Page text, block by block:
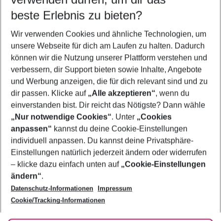
5-8 Nächte
2 Erwachsene Keine Kinder
Mehr Filter anzeigen
Footer
Footer navigation
Über uns
AGB
Bestpreisgarantie
Cookie-Einstellungen ändern
Cookie-Richtlinie
Agenturbetreuung
Barrierefreies Reisen
Folge uns
beste Erlebnis zu bieten?
Wir verwenden Cookies und ähnliche Technologien, um
unsere Webseite für dich am Laufen zu halten. Dadurch
können wir die Nutzung unserer Plattform verstehen und
verbessern, dir Support bieten sowie Inhalte, Angebote
und Werbung anzeigen, die für dich relevant sind und zu
dir passen. Klicke auf „Alle akzeptieren“, wenn du
einverstanden bist. Dir reicht das Nötigste? Dann wähle
„Nur notwendige Cookies“. Unter „Cookies
anpassen“ kannst du deine Cookie-Einstellungen
individuell anpassen. Du kannst deine Privatsphäre-
Einstellungen natürlich jederzeit ändern oder widerrufen
– klicke dazu einfach unten auf „Cookie-Einstellungen
ändern“.
Datenschutz-Informationen
Impressum
Cookie/Tracking-Informationen